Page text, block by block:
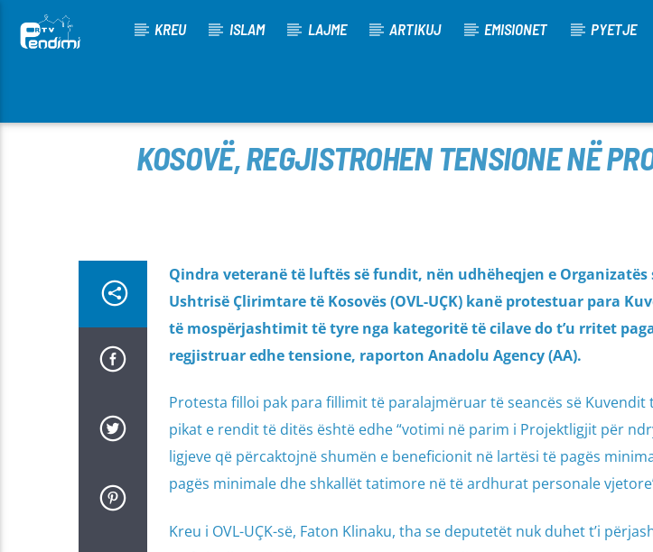
KREU ISLAM LAJME ARTIKUJ EMISIONET PYETJE
KOSOVË, REGJISTROHEN TENSIONE NË
Qindra veteranë të luftës së fundit, nën udhëheqjen e Organizatës
Ushtrisë Çlirimtare të Kosovës (OVL-UÇK) kanë protestuar para
të mospërjashtimit të tyre nga kategoritë të cilave do t’u rritet
regjistruar edhe tensione, raporton Anadolu Agency (AA).
Protesta filloi pak para fillimit të paralajmëruar të seancës së Kuvendit
pikat e rendit të ditës është edhe “votimi në parim i Projektligjit për
ligjeve që përcaktojnë shumën e beneficionit në lartësi të pagës
pagës minimale dhe shkallët tatimore në të ardhurat personale
Kreu i OVL-UÇK-së, Faton Klinaku, tha se deputetët nuk duhet t’i